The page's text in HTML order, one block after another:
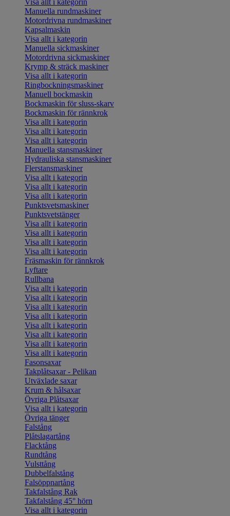
Visa allt i kategorin
Manuella rundmaskiner
Motordrivna rundmaskiner
Kapsalmaskin
Visa allt i kategorin
Manuella sickmaskiner
Motordrivna sickmaskiner
Krymp & sträck maskiner
Visa allt i kategorin
Ringbockningsmaskiner
Manuell bockmaskin
Bockmaskin för sluss-skarv
Bockmaskin för rännkrok
Visa allt i kategorin
Visa allt i kategorin
Visa allt i kategorin
Manuella stansmaskiner
Hydrauliska stansmaskiner
Flerstansmaskiner
Visa allt i kategorin
Visa allt i kategorin
Visa allt i kategorin
Punktsvetsmaskiner
Punktsvetstänger
Visa allt i kategorin
Visa allt i kategorin
Visa allt i kategorin
Visa allt i kategorin
Fräsmaskin för rännkrok
Lyftare
Rullbana
Visa allt i kategorin
Visa allt i kategorin
Visa allt i kategorin
Visa allt i kategorin
Visa allt i kategorin
Visa allt i kategorin
Visa allt i kategorin
Visa allt i kategorin
Fasonsaxar
Takplåtsaxar - Pelikan
Utväxlade saxar
Krum & hålsaxar
Övriga Plåtsaxar
Visa allt i kategorin
Övriga tänger
Falstång
Plåtslagartång
Flacktång
Rundtång
Vulsttång
Dubbelfalstång
Falsöppnartång
Takfalstång Rak
Takfalstång 45° hörn
Visa allt i kategorin